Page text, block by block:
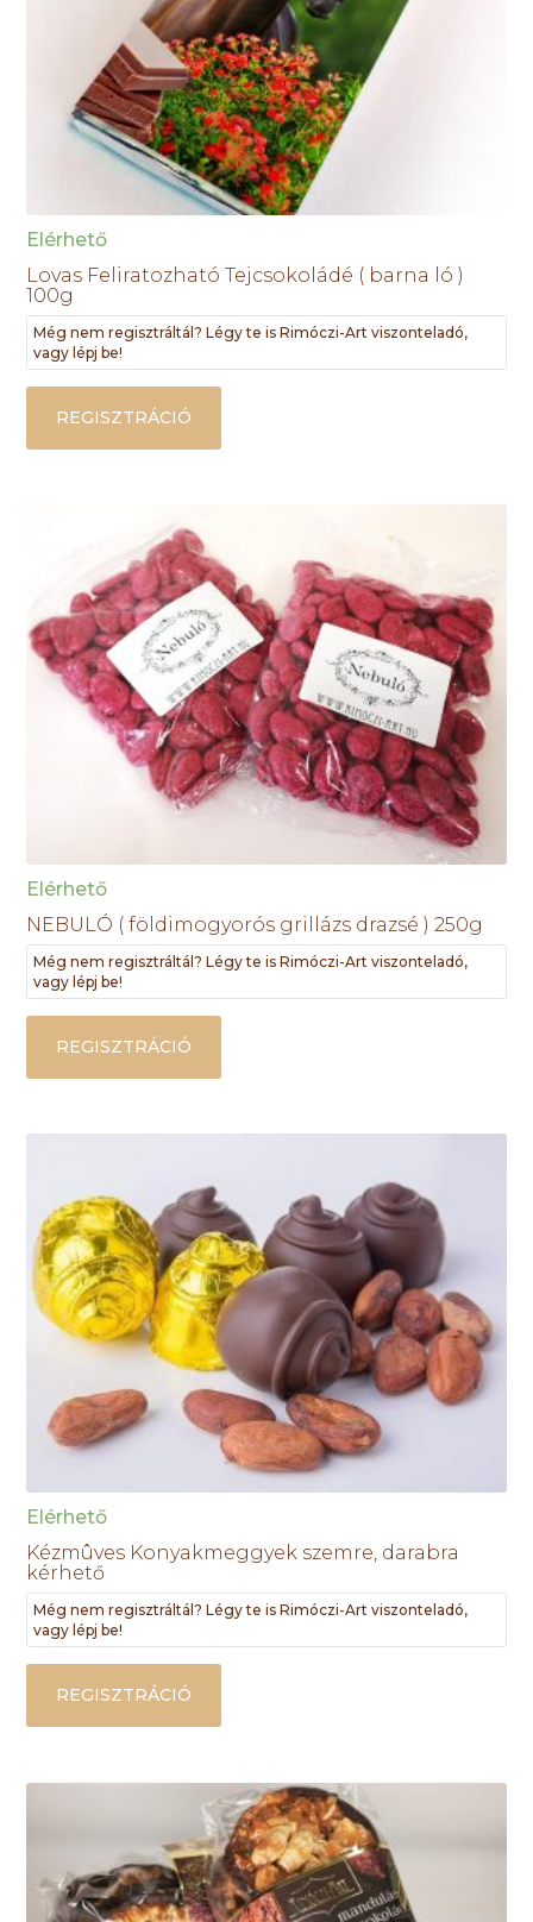
Elérhető
Lovas Feliratozható Tejcsokoládé ( barna ló )
100g
Még nem regisztráltál? Légy te is Rimóczi-Art viszonteladó,
vagy lépj be!
REGISZTRÁCIÓ
Elérhető
NEBULÓ ( földimogyorós grillázs drazsé ) 250g
Még nem regisztráltál? Légy te is Rimóczi-Art viszonteladó,
vagy lépj be!
REGISZTRÁCIÓ
Elérhető
Kézmûves Konyakmeggyek szemre, darabra
kérhető
Még nem regisztráltál? Légy te is Rimóczi-Art viszonteladó,
vagy lépj be!
REGISZTRÁCIÓ